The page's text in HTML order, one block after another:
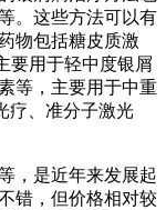
。这些方法可以有
物包括糖皮质激
要用于轻中度银屑
等，主要用于中重
疗、准分子激光
，是近年来发展起
错，但价格相对较